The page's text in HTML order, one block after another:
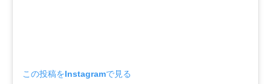
この投稿をInstagramで見る